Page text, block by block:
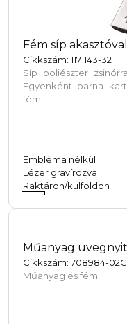
Fém síp
Cikkszám: 1171143-32
Síp poliészter
Egyenként barna
fém.
Embléma nélkül
Lézer gravírozva
Raktáron/külföldön
Műanyag
Cikkszám: 708984-
Műanyag és fém.